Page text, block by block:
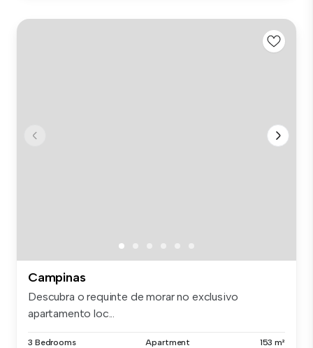
Campinas
Descubra o requinte de morar no exclusivo
apartamento loc...
3 Bedrooms Apartment 153 m²